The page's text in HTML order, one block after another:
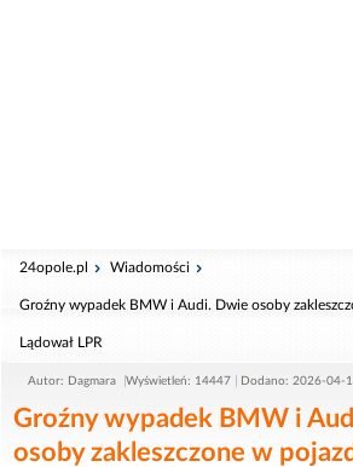
24opole.pl Wiadomości
Groźny wypadek BMW i Audi. Dwie osoby
Lądował LPR
Autor: Dagmara Wyświetleń: 14447 Dodano: 2026-04-
Groźny wypadek BMW i
osoby zakleszczone w